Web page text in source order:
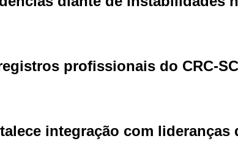
profissionais do CRC-SC
integração com lideranças